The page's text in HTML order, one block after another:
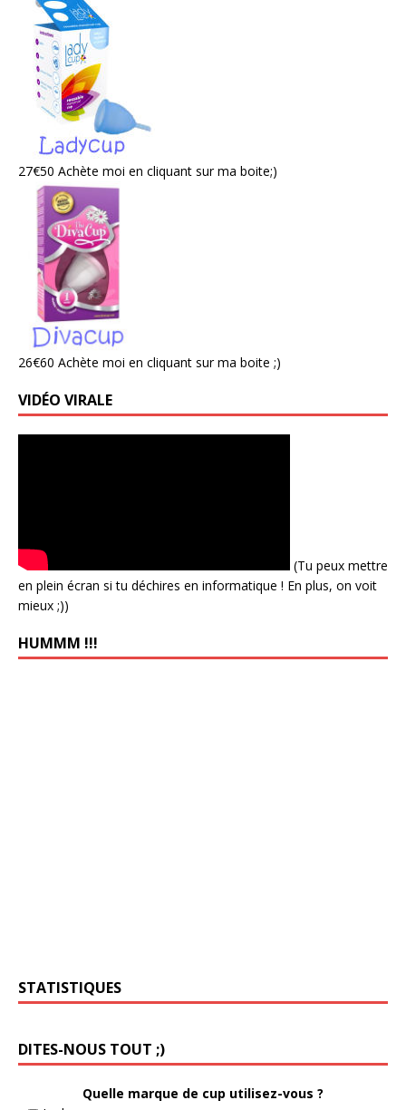
27€50 Achète moi en cliquant sur ma boite;)
26€60 Achète moi en cliquant sur ma boite ;)
VIDÉO VIRALE
(Tu peux mettre
en plein écran si tu déchires en informatique ! En plus, on voit
mieux ;))
HUMMM !!!
STATISTIQUES
DITES-NOUS TOUT ;)
Quelle marque de cup utilisez-vous ?